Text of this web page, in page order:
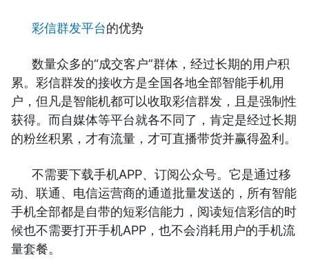
彩信群发平台的优势
数量众多的“成交客户”群体，经过长期的用户积
累。彩信群发的接收方是全国各地全部智能手机用
户，但凡是智能机都可以收取彩信群发，且是强制性
获得。而自媒体等平台就各不同了，肯定是经过长期
的粉丝积累，才有流量，才可直播带货并赢得盈利。
不需要下载手机APP、订阅公众号。它是通过移
动、联通、电信运营商的通道批量发送的，所有智能
手机全部都是自带的短彩信能力，阅读短信彩信的时
候也不需要打开手机APP，也不会消耗用户的手机流
量套餐。